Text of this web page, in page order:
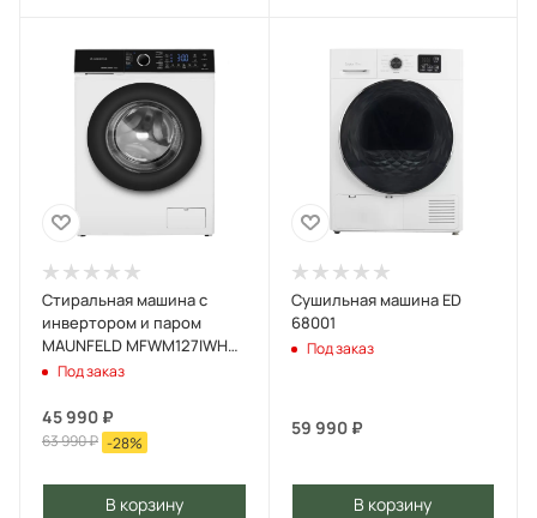
Стиральная машина c
инвертором и паром
MAUNFELD MFWM127IWHT
Белый
Под заказ
45 990 ₽
63 990₽ -28%
В корзину
Сушильная машина ED
68001
Под заказ
59 990₽
В корзину